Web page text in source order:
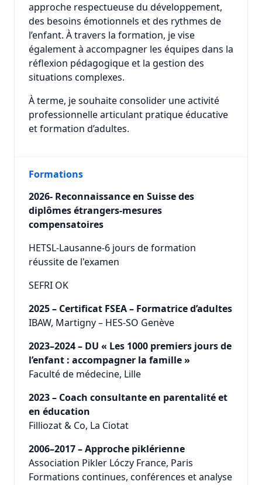
approche respectueuse du développement,
des besoins émotionnels et des rythmes de
l’enfant. À travers la formation, je vise
également à accompagner les équipes dans la
réflexion pédagogique et la gestion des
situations complexes.
À terme, je souhaite consolider une activité
professionnelle articulant pratique éducative
et formation d’adultes.
Formations
2026- Reconnaissance en Suisse des
diplômes étrangers-mesures
compensatoires
HETSL-Lausanne-6 jours de formation
réussite de l'examen
SEFRI OK
2025 – Certificat FSEA – Formatrice d’adultes
IBAW, Martigny – HES-SO Genève
2023–2024 – DU « Les 1000 premiers jours de
l’enfant : accompagner la famille »
Faculté de médecine, Lille
2023 – Coach consultante en parentalité et
en éducation
Filliozat & Co, La Ciotat
2006–2017 – Approche piklérienne
Association Pikler Lóczy France, Paris
Formations continues, conférences et analyse